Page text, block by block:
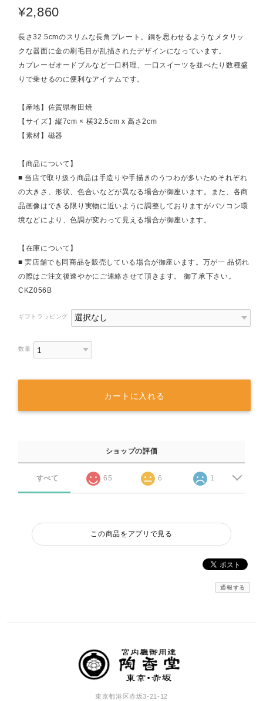
¥2,860
長さ32.5cmのスリムな長角プレート。銅を思わせるようなメタリッ
クな器面に金の刷毛目が乱描されたデザインになっています。
カプレーゼオードブルなど一口料理、一口スイーツを並べたり数種盛
りで乗せるのに便利なアイテムです。
【産地】佐賀県有田焼
【サイズ】縦7cm × 横32.5cm x 高さ2cm
【素材】磁器
【商品について】
■ 当店で取り扱う商品は手造りや手描きのうつわが多いためそれぞれ
の大きさ、形状、色合いなどが異なる場合が御座います。また、各商
品画像はできる限り実物に近いように調整しておりますがパソコン環
境などにより、色調が変わって見える場合が御座います。
【在庫について】
■ 実店舗でも同商品を販売している場合が御座います。万が一 品切れ
の際はご注文後速やかにご連絡させて頂きます。 御了承下さい。
CKZ056B
ギフトラッピング
数量
カートに入れる
ショップの評価
すべて 65 6 1
この商品をアプリで見る
通報する
東京都港区赤坂3-21-12